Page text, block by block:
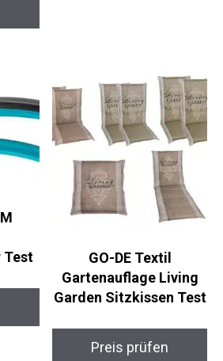
Test
GO-DE Textil
Gartenauflage Living
Garden Sitzkissen Test
Preis prüfen